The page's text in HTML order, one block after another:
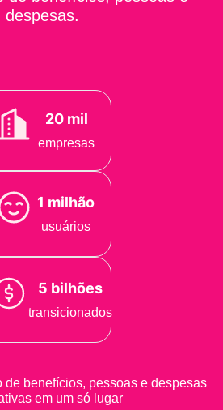
despesas.
20 mil
empresas
1 milhão
usuários
5 bilhões
transicionados
de benefícios, pessoas e despesas
em um só lugar